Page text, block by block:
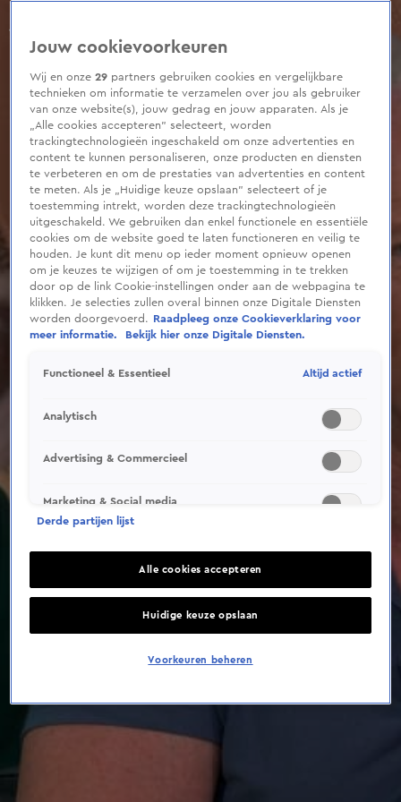
of
seconds
Jouw cookievoorkeuren
Wij en onze29 partners gebruiken cookies en vergelijkbare
technieken om informatie te verzamelen over jou als gebruiker
van onze website(s), jouw gedrag en jouw apparaten. Als je
„Alle cookies accepteren” selecteert, worden
trackingtechnologieën ingeschakeld om onze advertenties en
content te kunnen personaliseren, onze producten en diensten
te verbeteren en om de prestaties van advertenties en content
te meten. Als je „Huidige keuze opslaan” selecteert of je
toestemming intrekt, worden deze trackingtechnologieën
uitgeschakeld. We gebruiken dan enkel functionele en essentiële
cookies om de website goed te laten functioneren en veilig te
houden. Je kunt dit menu op ieder moment opnieuw openen
om je keuzes te wijzigen of om je toestemming in te trekken
door op de link Cookie-instellingen onder aan de webpagina te
klikken. Je selecties zullen overal binnen onze Digitale Diensten
worden doorgevoerd.
Raadpleeg onze Cookieverklaring voor
meer informatie.
Bekijk hier onze Digitale Diensten.
Functioneel & Essentieel Altijd actief
Analytisch
Advertising & Commercieel
Marketing & Social media
Derde partijen lijst
Alle cookies accepteren
Huidige keuze opslaan
Voorkeuren beheren